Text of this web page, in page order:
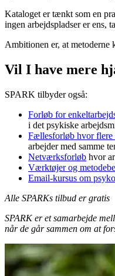
Kataloget er tænkt som en
ingen arbejdspladser er ens,
Ambitionen er, at metoderne
Vil I have mere
SPARK tilbyder også:
Forløb for
i det psykiske
Fællesforløb hvor flere
arbejder med samme
Netværksforløb hvor
Værktøjer og
Email-kursus om
Alle SPARKs tilbud er gratis
SPARK er et samarbejde
når de går sammen om at